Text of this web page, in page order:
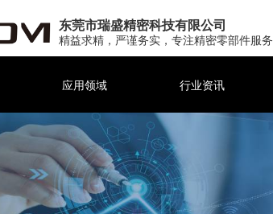
东莞市瑞盛精密科技有限公司
精益求精，严谨务实，专注精密零部件服务
应用领域 行业资讯